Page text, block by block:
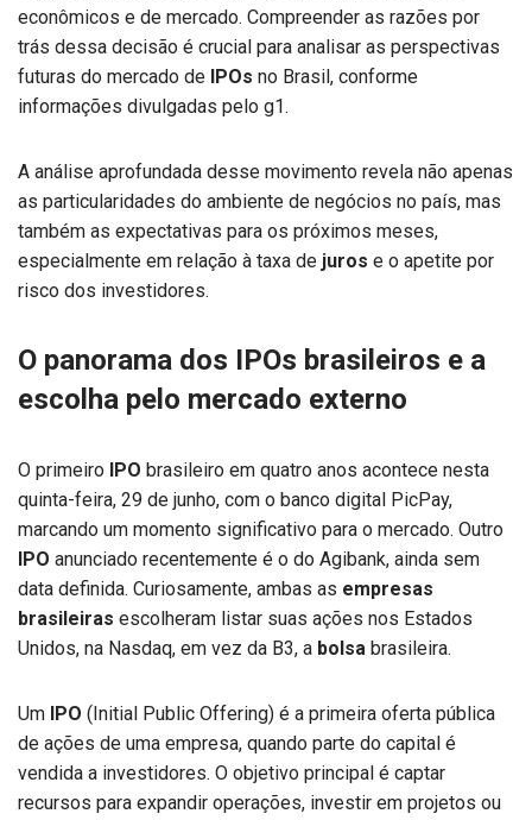
econômicos e de mercado. Compreender as razões por
trás dessa decisão é crucial para analisar as perspectivas
futuras do mercado de IPOs no Brasil, conforme
informações divulgadas pelo g1.
A análise aprofundada desse movimento revela não apenas
as particularidades do ambiente de negócios no país, mas
também as expectativas para os próximos meses,
especialmente em relação à taxa de juros e o apetite por
risco dos investidores.
O panorama dos IPOs brasileiros e a
escolha pelo mercado externo
O primeiro IPO brasileiro em quatro anos acontece nesta
quinta-feira, 29 de junho, com o banco digital PicPay,
marcando um momento significativo para o mercado. Outro
IPO anunciado recentemente é o do Agibank, ainda sem
data definida. Curiosamente, ambas as empresas
brasileiras escolheram listar suas ações nos Estados
Unidos, na Nasdaq, em vez da B3, a bolsa brasileira.
Um IPO (Initial Public Offering) é a primeira oferta pública
de ações de uma empresa, quando parte do capital é
vendida a investidores. O objetivo principal é captar
recursos para expandir operações, investir em projetos ou